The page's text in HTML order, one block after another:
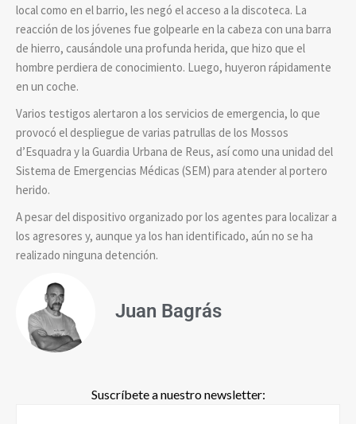
local como en el barrio, les negó el acceso a la discoteca. La
reacción de los jóvenes fue golpearle en la cabeza con una barra
de hierro, causándole una profunda herida, que hizo que el
hombre perdiera de conocimiento. Luego, huyeron rápidamente
en un coche.
Varios testigos alertaron a los servicios de emergencia, lo que
provocó el despliegue de varias patrullas de los Mossos
d’Esquadra y la Guardia Urbana de Reus, así como una unidad del
Sistema de Emergencias Médicas (SEM) para atender al portero
herido.
A pesar del dispositivo organizado por los agentes para localizar a
los agresores y, aunque ya los han identificado, aún no se ha
realizado ninguna detención.
Juan Bagrás
Suscríbete a nuestro newsletter: